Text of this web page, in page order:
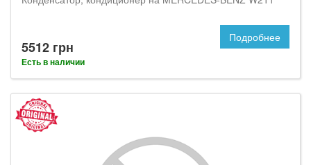
5512 грн
Есть в наличии
Подробнее